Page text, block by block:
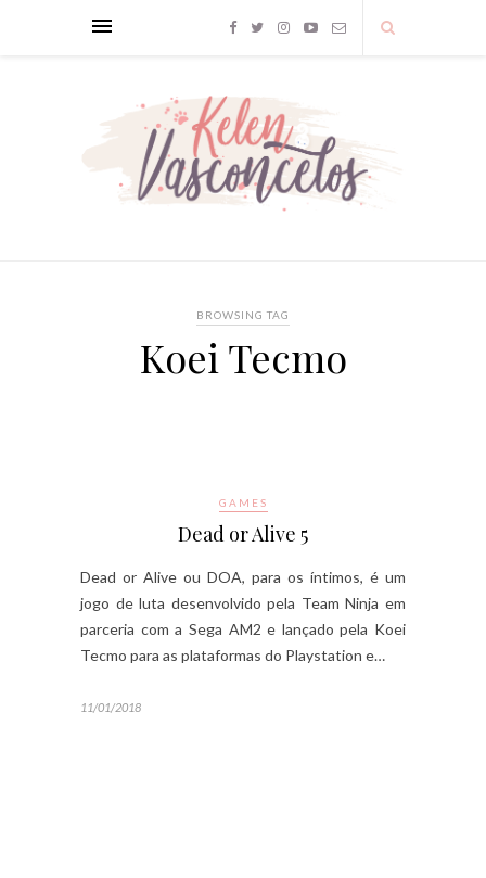
BROWSING TAG
Koei Tecmo
GAMES
Dead or Alive 5
Dead or Alive ou DOA, para os íntimos, é um
jogo de luta desenvolvido pela Team Ninja em
parceria com a Sega AM2 e lançado pela Koei
Tecmo para as plataformas do Playstation e…
11/01/2018